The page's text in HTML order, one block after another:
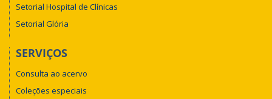
Setorial Hospital de Clínicas
Setorial Glória
SERVIÇOS
Consulta ao acervo
Coleções especiais